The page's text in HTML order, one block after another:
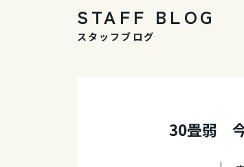
STAFF BLOG
スタッフブログ
30畳弱 今